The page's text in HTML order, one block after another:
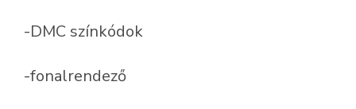
-DMC színkódok
-fonalrendező